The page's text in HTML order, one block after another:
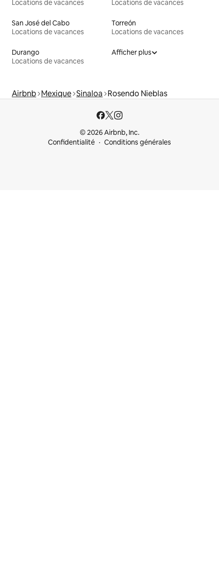
Locations de vacances Locations de vacances
San José del Cabo
Locations de vacances
Torreón
Locations de vacances
Durango
Locations de vacances
Afficher plus
Airbnb Mexique Sinaloa Rosendo Nieblas
© 2026 Airbnb, Inc.
Confidentialité
Conditions générales